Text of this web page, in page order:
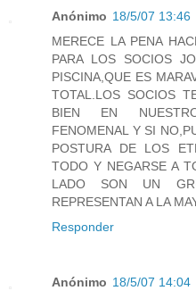
Anónimo 18/5/07 13:46
MERECE LA PENA
PARA LOS SOCIOS
PISCINA,QUE ES
TOTAL.LOS SOCIOS
BIEN EN
FENOMENAL Y SI
POSTURA DE LOS
TODO Y NEGARSE A
LADO SON UN
REPRESENTAN A LA
Responder
Anónimo 18/5/07 14:04